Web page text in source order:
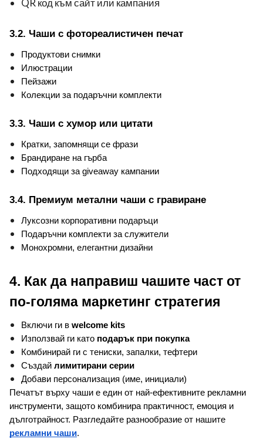
QR код към сайт или кампания
3.2. Чаши с фотореалистичен печат
Продуктови снимки
Илюстрации
Пейзажи
Колекции за подаръчни комплекти
3.3. Чаши с хумор или цитати
Кратки, запомнящи се фрази
Брандиране на гърба
Подходящи за giveaway кампании
3.4. Премиум метални чаши с гравиране
Луксозни корпоративни подаръци
Подаръчни комплекти за служители
Монохромни, елегантни дизайни
4. Как да направиш чашите част от
по-голяма маркетинг стратегия
Включи ги в welcome kits
Използвай ги като подарък при покупка
Комбинирай ги с тениски, запалки, тефтери
Създай лимитирани серии
Добави персонализация (име, инициали)
Печатът върху чаши е един от най-ефективните рекламни
инструменти, защото комбинира практичност, емоция и
рекламни чаши.